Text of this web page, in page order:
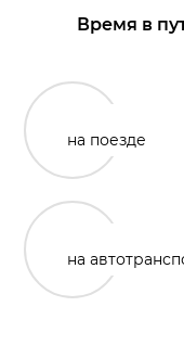
Время в
на поезде
на